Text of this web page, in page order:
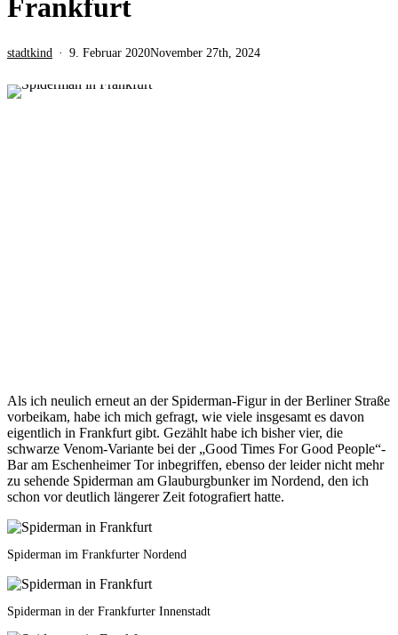
Frankfurt
stadtkind 9. Februar 2020November 27th, 2024
Als ich neulich erneut an der Spiderman-Figur in der Berliner Straße
vorbeikam, habe ich mich gefragt, wie viele insgesamt es davon
eigentlich in Frankfurt gibt. Gezählt habe ich bisher vier, die
schwarze Venom-Variante bei der „Good Times For Good People“-
Bar am Eschenheimer Tor inbegriffen, ebenso der leider nicht mehr
zu sehende Spiderman am Glauburgbunker im Nordend, den ich
schon vor deutlich längerer Zeit fotografiert hatte.
Spiderman im Frankfurter Nordend
Spiderman in der Frankfurter Innenstadt